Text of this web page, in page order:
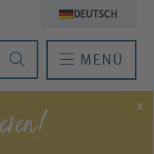
DEUTSCH
MENÜ
x